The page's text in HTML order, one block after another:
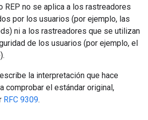
REP no se aplica a los rastreadores
por los usuarios (por ejemplo, las
ni a los rastreadores que se utilizan
de los usuarios (por ejemplo, el
la interpretación que hace
comprobar el estándar original,
RFC 9309.